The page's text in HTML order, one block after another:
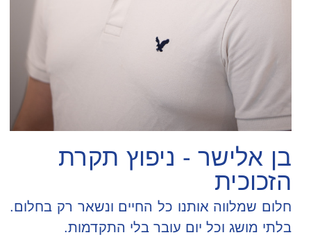
בן אלישר - ניפוץ תקרת
הזכוכית
חלום שמלווה אותנו כל החיים ונשאר רק בחלום.
בלתי מושג וכל יום עובר בלי התקדמות.